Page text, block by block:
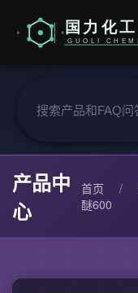
产品中
心
首页 /
醚600